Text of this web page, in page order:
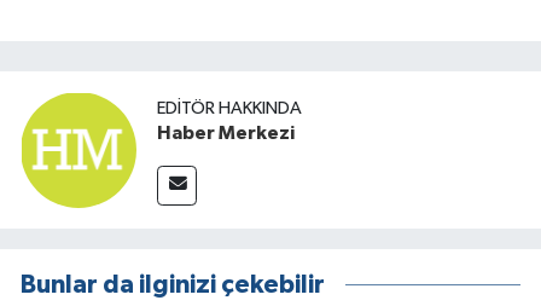
EDITÖR HAKKINDA
Haber Merkezi
Bunlar da ilginizi çekebilir